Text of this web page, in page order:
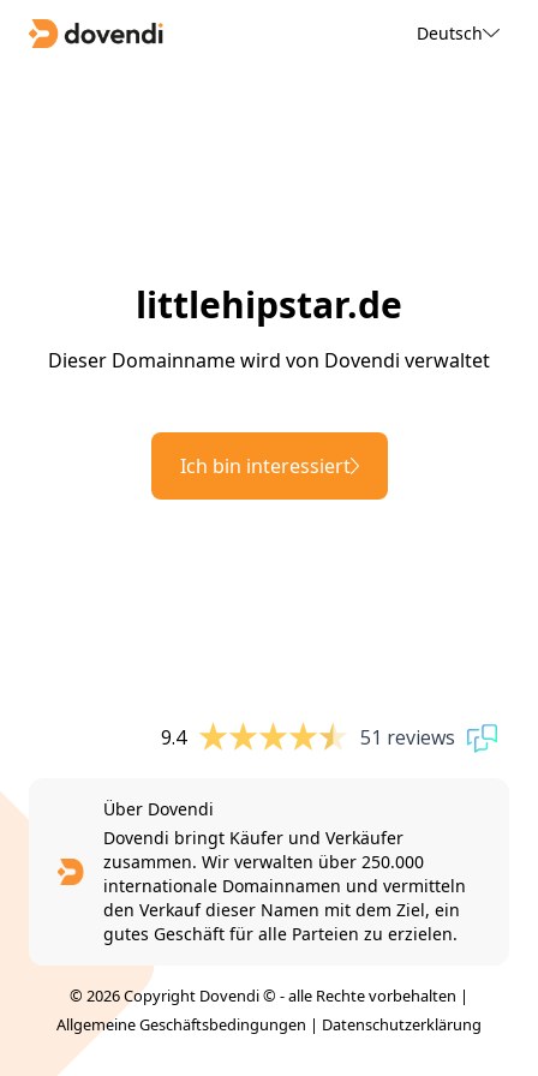
Deutsch
littlehipstar.de
Dieser Domainname wird von Dovendi verwaltet
Ich bin interessiert
9.4 51 reviews
Über Dovendi
Dovendi bringt Käufer und Verkäufer
zusammen. Wir verwalten über 250.000
internationale Domainnamen und vermitteln
den Verkauf dieser Namen mit dem Ziel, ein
gutes Geschäft für alle Parteien zu erzielen.
© 2026 Copyright Dovendi © - alle Rechte vorbehalten |
Allgemeine Geschäftsbedingungen | Datenschutzerklärung